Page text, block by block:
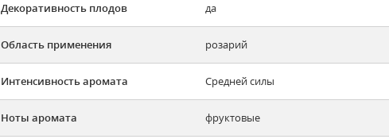
Декоративность плодов да
Область применения розарий
Интенсивность аромата Средней силы
Ноты аромата фруктовые